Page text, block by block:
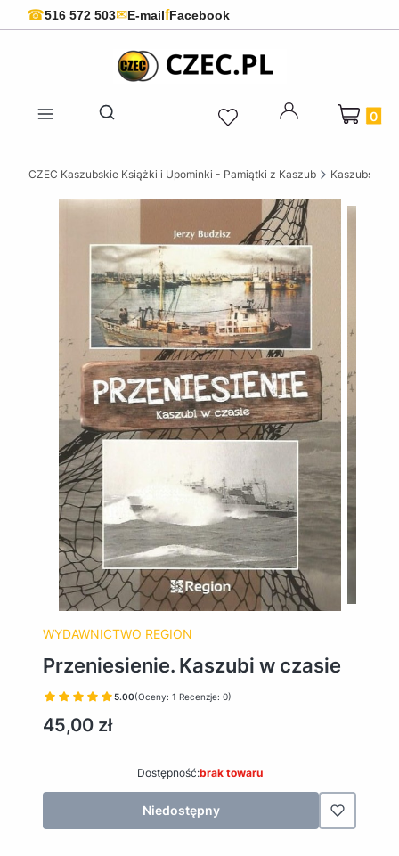
☎516 572 503✉E-mailfFacebook
Otwórz wyszukiwarkę
Produkty
CZEC Kaszubskie Książki i Upominki - Pamiątki z Kaszub Kaszubskie
WYDAWNICTWO REGION
Przeniesienie. Kaszubi w czasie
5.00(Oceny: 1 Recenzje: 0)
Cena
45,00 zł
Dostępność:brak towaru
Niedostępny